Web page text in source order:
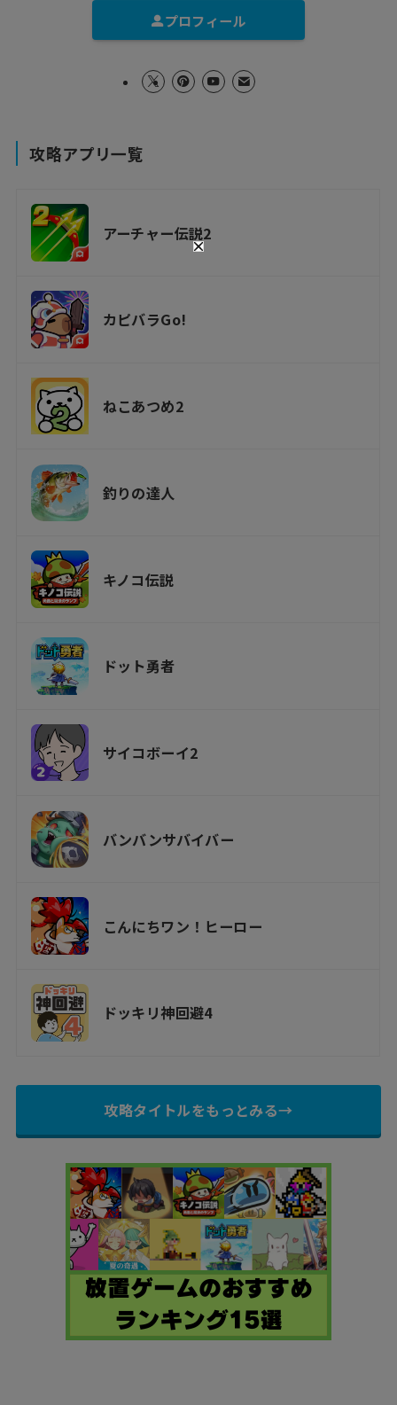
プロフィール
攻略アプリ一覧
アーチャー伝説2
カピバラGo!
ねこあつめ2
釣りの達人
キノコ伝説
ドット勇者
サイコボーイ2
バンバンサバイバー
こんにちワン！ヒーロー
ドッキリ神回避4
攻略タイトルをもっとみる→